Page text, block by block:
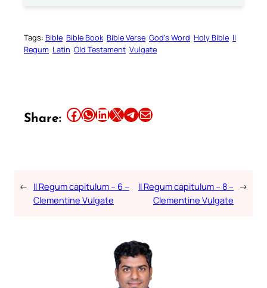
Tags: Bible Bible Book Bible Verse God’s Word Holy Bible II
Regum Latin Old Testament Vulgate
Share: Share this article on Facebook Share this article on WhatsApp Share this article on LinkedIn Share this article on X Share this article on TelegramEmail this Article
← II Regum capitulum – 6 –
Clementine Vulgate
II Regum capitulum – 8 –
Clementine Vulgate
→